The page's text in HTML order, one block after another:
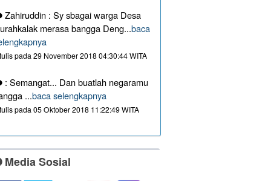
Zahiruddin : Sy sbagai warga Desa
merasa bangga Deng...baca
pada 29 November 2018 04:30:44 WITA
: Semangat... Dan buatlah negaramu
...baca selengkapnya
pada 05 Oktober 2018 11:22:49 WITA
Media Sosial